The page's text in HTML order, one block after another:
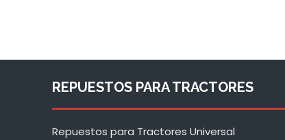
REPUESTOS PARA TRACTORES
Repuestos para Tractores Universal